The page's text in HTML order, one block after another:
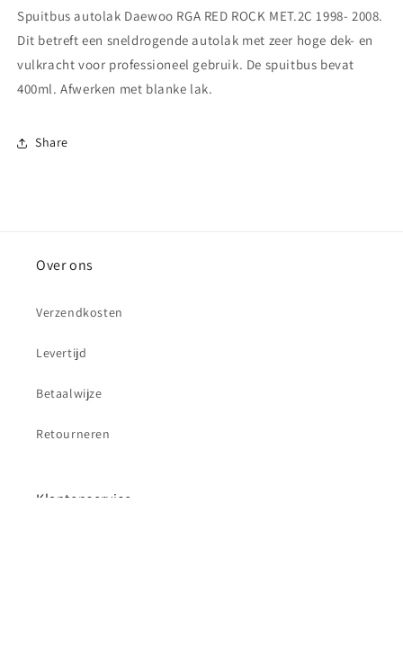
2C
2000
2C
2000
Spuitbus autolak Daewoo RGA RED ROCK MET.2C 1998- 2008.
Dit betreft een sneldrogende autolak met zeer hoge dek- en
vulkracht voor professioneel gebruik. De spuitbus bevat
400ml. Afwerken met blanke lak.
Share
Over ons
Verzendkosten
Levertijd
Betaalwijze
Retourneren
Klantenservice